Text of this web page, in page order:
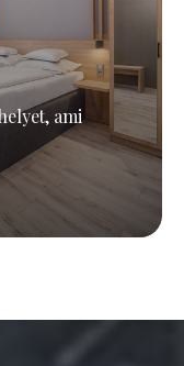
ami